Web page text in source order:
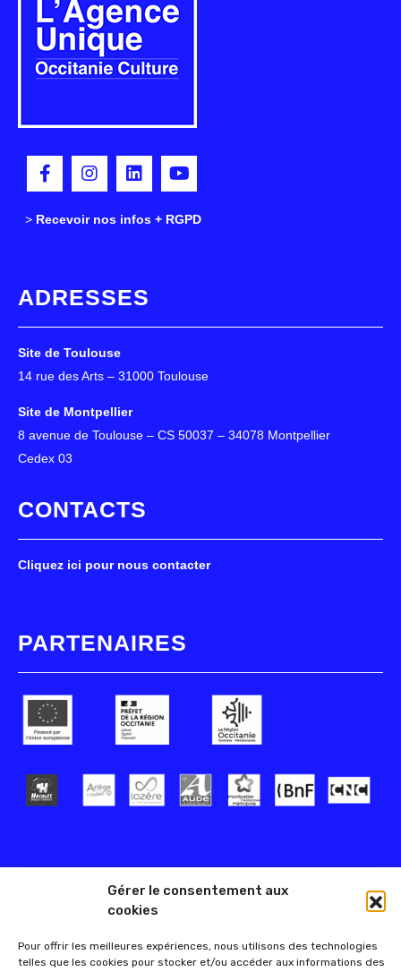
Gérer le consentement aux
cookies
Pour offrir les meilleures expériences, nous utilisons des technologies
telles que les cookies pour stocker et/ou accéder aux informations des
> Recevoir nos infos + RGPD
ADRESSES
Site de Toulouse
14 rue des Arts – 31000 Toulouse
Site de Montpellier
8 avenue de Toulouse – CS 50037 – 34078 Montpellier
Cedex 03
CONTACTS
Cliquez ici pour nous contacter
PARTENAIRES